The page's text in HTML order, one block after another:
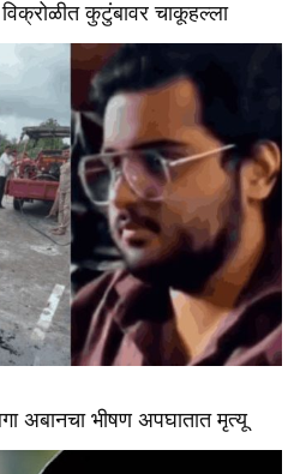
कुटुंबावर चाकूहल्ला
अबानचा भीषण अपघातात मृत्यू